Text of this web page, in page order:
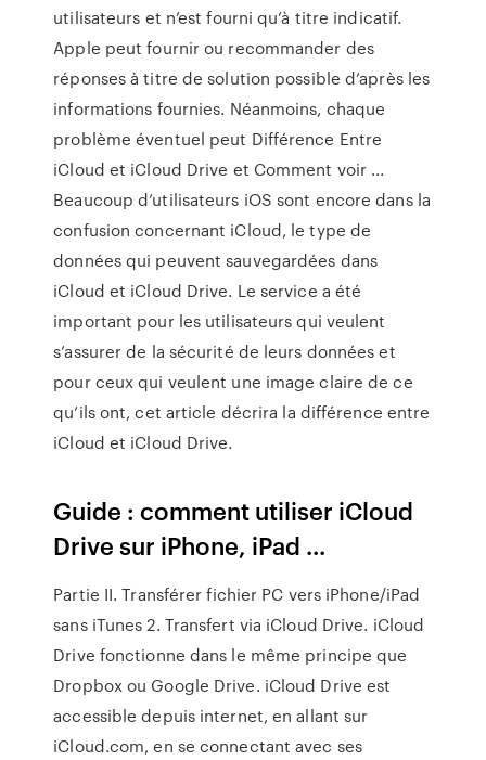
utilisateurs et n’est fourni qu’à titre indicatif.
Apple peut fournir ou recommander des
réponses à titre de solution possible d’après les
informations fournies. Néanmoins, chaque
problème éventuel peut Différence Entre
iCloud et iCloud Drive et Comment voir ...
Beaucoup d’utilisateurs iOS sont encore dans la
confusion concernant iCloud, le type de
données qui peuvent sauvegardées dans
iCloud et iCloud Drive. Le service a été
important pour les utilisateurs qui veulent
s’assurer de la sécurité de leurs données et
pour ceux qui veulent une image claire de ce
qu’ils ont, cet article décrira la différence entre
iCloud et iCloud Drive.
Guide : comment utiliser iCloud
Drive sur iPhone, iPad ...
Partie II. Transférer fichier PC vers iPhone/iPad
sans iTunes 2. Transfert via iCloud Drive. iCloud
Drive fonctionne dans le même principe que
Dropbox ou Google Drive. iCloud Drive est
accessible depuis internet, en allant sur
iCloud.com, en se connectant avec ses